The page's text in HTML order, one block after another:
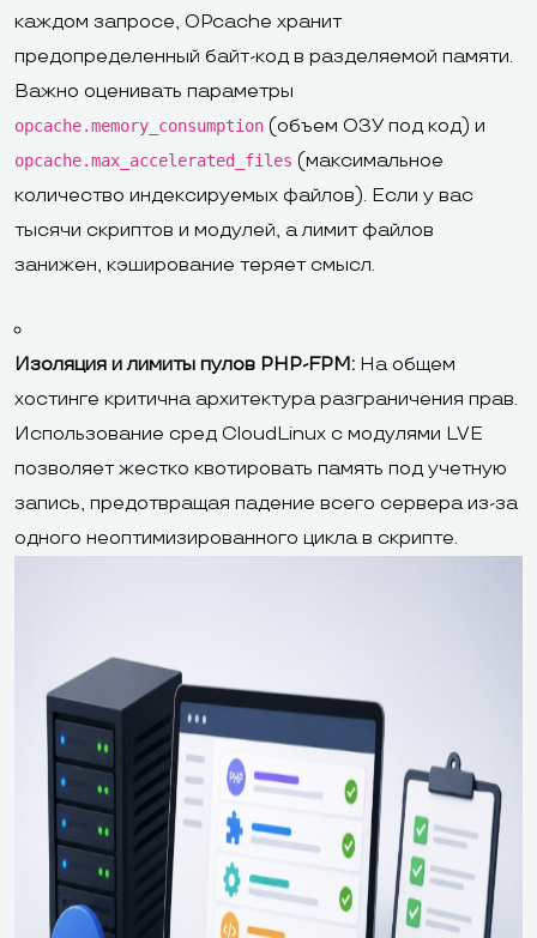
каждом запросе, OPcache хранит
предопределенный байт-код в разделяемой памяти.
Важно оценивать параметры
opcache.memory_consumption (объем ОЗУ под код) и
opcache.max_accelerated_files (максимальное
количество индексируемых файлов). Если у вас
тысячи скриптов и модулей, а лимит файлов
занижен, кэширование теряет смысл.
Изоляция и лимиты пулов PHP-FPM: На общем
хостинге критична архитектура разграничения прав.
Использование сред CloudLinux с модулями LVE
позволяет жестко квотировать память под учетную
запись, предотвращая падение всего сервера из-за
одного неоптимизированного цикла в скрипте.